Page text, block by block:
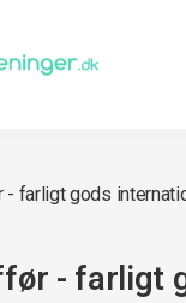
- farligt gods
- farligt